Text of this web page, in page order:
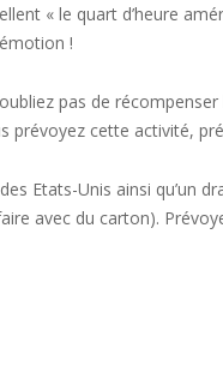
« le quart d’heure
!
pas de
prévoyez cette activité,
Etats-Unis ainsi qu’un
avec du carton).